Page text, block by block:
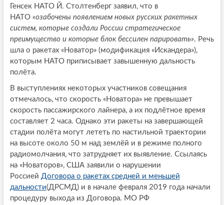
Генсек НАТО Й. Столтенберг заявил, что в
НАТО «озабочены появлением новых русских ракетных
систем, которые создали России стратегическое
преимущество и которые блок бессилен парировать». Речь
шла о ракетах «Новатор» (модификация «Искандера»),
которым НАТО приписывает завышенную дальность
полёта.
В выступлениях некоторых участников совещания
отмечалось, что скорость «Новатора» не превышает
скорость пассажирского лайнера, а их подлётное время
составляет 2 часа. Однако эти ракеты на завершающей
стадии полёта могут лететь по настильной траектории
на высоте около 50 м над землёй и в режиме полного
радиомолчания, что затрудняет их выявление. Ссылаясь
на «Новаторов», США заявили о нарушении
Россией Договора о ракетах средней и меньшей
дальности(ДРСМД) и в начале февраля 2019 года начали
процедуру выхода из Договора. МО РФ